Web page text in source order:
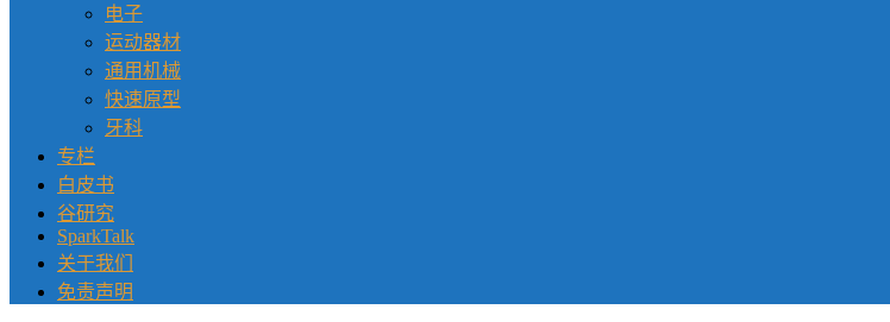
电子
运动器材
通用机械
快速原型
牙科
专栏
白皮书
谷研究
SparkTalk
关于我们
免责声明